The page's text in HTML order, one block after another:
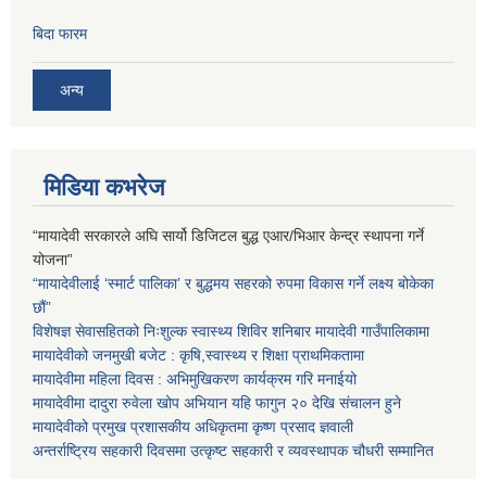
बिदा फारम
अन्य
मिडिया कभरेज
“मायादेवी सरकारले अघि सार्यो डिजिटल बुद्ध एआर/भिआर केन्द्र स्थापना गर्ने
योजना”
“मायादेवीलाई ‘स्मार्ट पालिका’ र बुद्धमय सहरको रुपमा विकास गर्ने लक्ष्य बोकेका
छौं”
विशेषज्ञ सेवासहितको निःशुल्क स्वास्थ्य शिविर शनिबार मायादेवी गाउँपालिकामा
मायादेवीको जनमुखी बजेट : कृषि,स्वास्थ्य र शिक्षा प्राथमिकतामा
मायादेवीमा महिला दिवस : अभिमुखिकरण कार्यक्रम गरि मनाईयो
मायादेवीमा दादुरा रुवेला खोप अभियान यहि फागुन २० देखि संचालन हुने
मायादेवीको प्रमुख प्रशासकीय अधिकृतमा कृष्ण प्रसाद ज्ञवाली
अन्तर्राष्ट्रिय सहकारी दिवसमा उत्कृष्ट सहकारी र व्यवस्थापक चौधरी सम्मानित